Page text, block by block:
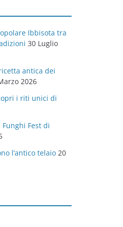
Ibbisota tra
30 Luglio
antica dei
2026
i riti unici di
Fest di
l’antico telaio 20